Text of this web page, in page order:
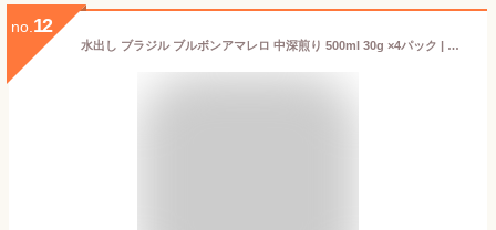
no. 12
水出し ブラジル ブルボンアマレロ 中深煎り 500ml 30g ×4パック | コーヒーギフト 自家焙煎 スペシャルティコーヒー スペシャリティコーヒー ビター 水出しアイスコーヒー 水出しコーヒー 水だしコーヒー コーヒーバッグ コーヒーパック 濃いめ コールドブリュー